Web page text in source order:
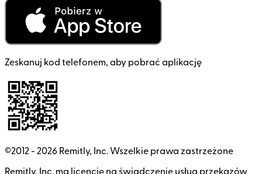
Zeskanuj kod telefonem, aby pobrać aplikację
©2012 - 2026 Remitly, Inc. Wszelkie prawa zastrzeżone
Remitly, Inc. ma licencję na świadczenie usług przekazów